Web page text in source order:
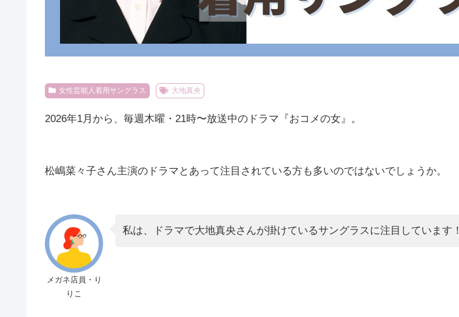
女性芸能人着用サングラス 大地真央
2026年1月から、毎週木曜・21時〜放送中のドラマ『おコメの女』。
松嶋菜々子さん主演のドラマとあって注目されている方も多いのではないでしょうか。
メガネ店員・り
りこ
私は、ドラマで大地真央さんが掛けているサングラスに注目しています！